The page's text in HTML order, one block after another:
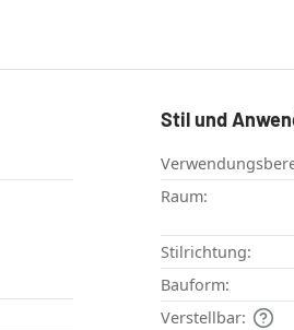
Stil und
Raum:
Stilrichtung:
Bauform:
Verstellbar: